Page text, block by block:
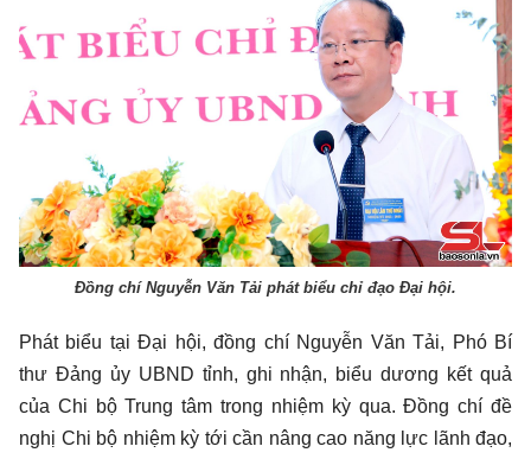
Đồng chí Nguyễn Văn Tải phát biểu chỉ đạo Đại hội.
Phát biểu tại Đại hội, đồng chí Nguyễn Văn Tải, Phó Bí
thư Đảng ủy UBND tỉnh, ghi nhận, biểu dương kết quả
của Chi bộ Trung tâm trong nhiệm kỳ qua. Đồng chí đề
nghị Chi bộ nhiệm kỳ tới cần nâng cao năng lực lãnh đạo,